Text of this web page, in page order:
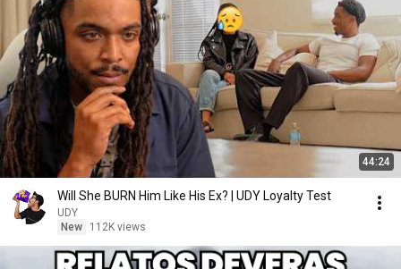
44:24
Will She BURN Him Like His Ex? | UDY Loyalty Test
UDY
New
112K views